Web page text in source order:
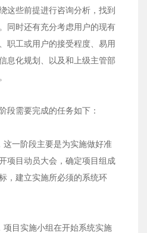
这些前提进行咨询分析，找到
同时还有充分考虑用户的现有
职工或用户的接受程度、易用
息化规划、以及和上级主管部
需要完成的任务如下：
一阶段主要是为实施做好准
项目动员大会，确定项目组成
，建立实施所必须的系统环
目实施小组在开始系统实施